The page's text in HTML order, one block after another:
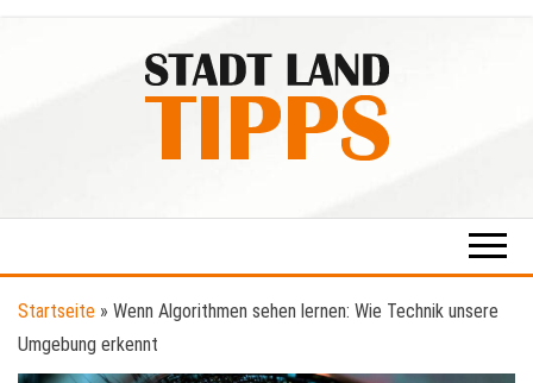
Tipps
für Stadt
Startseite » Wenn Algorithmen sehen lernen: Wie Technik unsere
Umgebung erkennt